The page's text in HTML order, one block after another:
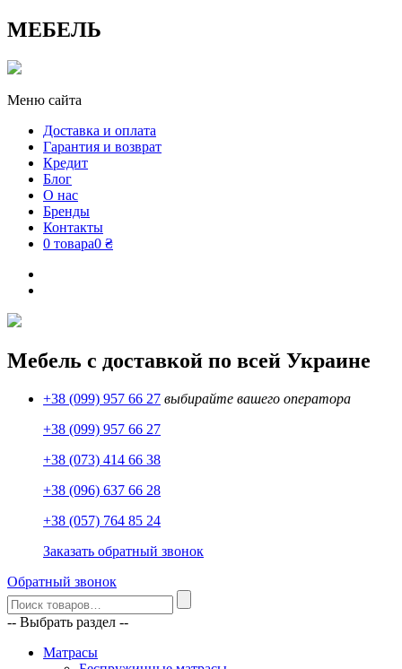
МЕБЕЛЬ
Меню сайта
Доставка и оплата
Гарантия и возврат
Кредит
Блог
О нас
Бренды
Контакты
0 товара0 ₴
Мебель с доставкой по всей Украине
+38 (099) 957 66 27 выбирайте вашего оператора
+38 (099) 957 66 27
+38 (073) 414 66 38
+38 (096) 637 66 28
+38 (057) 764 85 24
Заказать обратный звонок
Обратный звонок
-- Выбрать раздел --
Матрасы